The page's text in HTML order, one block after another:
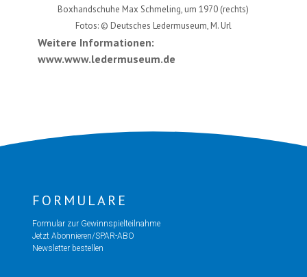
Boxhandschuhe Max Schmeling, um 1970 (rechts)
Fotos: © Deutsches Ledermuseum, M. Url
Weitere Informationen:
www.www.ledermuseum.de
FORMULARE
Formular zur Gewinnspielteilnahme
Jetzt Abonnieren/SPAR-ABO
Newsletter bestellen